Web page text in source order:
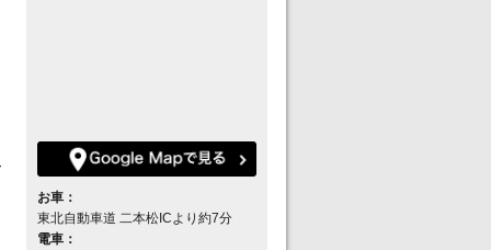
お車：
東北自動車道 二本松ICより約7分
電車：